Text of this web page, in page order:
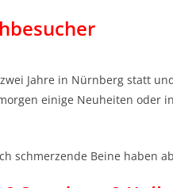
Jahre in Nürnberg statt
einige Neuheiten oder
schmerzende Beine haben